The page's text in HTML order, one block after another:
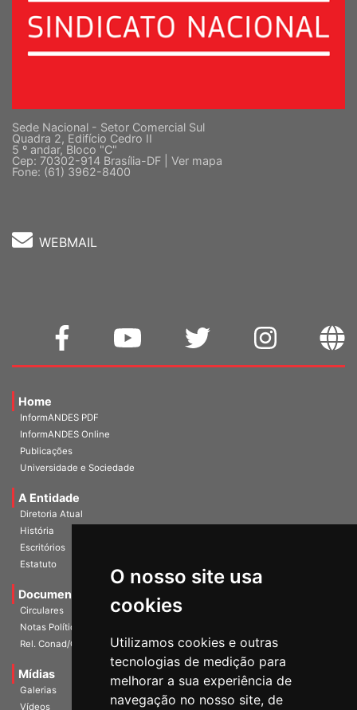
O nosso site usa
cookies
Utilizamos cookies e outras
tecnologias de medição para
melhorar a sua experiência de
navegação no nosso site, de
Sede Nacional - Setor Comercial Sul
Quadra 2, Edifício Cedro II
5 º andar, Bloco "C"
Cep: 70302-914 Brasília-DF | Ver mapa
Fone: (61) 3962-8400
WEBMAIL
Home
InformANDES PDF
InformANDES Online
Publicações
Universidade e Sociedade
A Entidade
Diretoria Atual
História
Escritórios
Estatuto
Documentos
Circulares
Notas Políticas
Rel. Conad/Congresso
Mídias
Galerias
Vídeos